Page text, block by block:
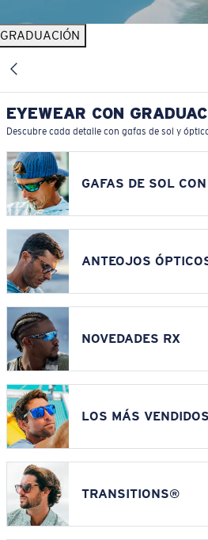
GRADUACIÓN
EYEWEAR CON
Descubre cada detalle con gafas de sol y
GAFAS DE SOL
ANTEOJOS
NOVEDADES RX
LOS MÁS
TRANSITIONS®